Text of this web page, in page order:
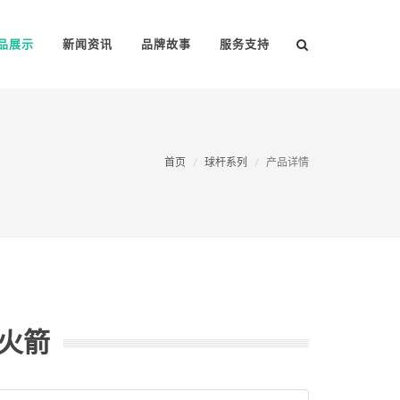
展示 新闻资讯 品牌故事 服务支持
首页 球杆系列 产品详情
箭